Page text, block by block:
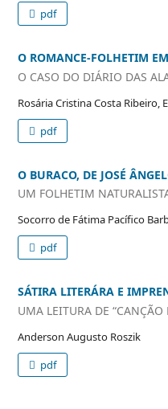
pdf
O ROMANCE-FOLHETIM
O CASO DO DIÁRIO DAS
Rosária Cristina Costa Ribeiro,
pdf
O BURACO, DE JOSÉ
UM FOLHETIM
Socorro de Fátima Pacífico
pdf
SÁTIRA LITERÁRA E
UMA LEITURA DE “CANÇÃO
Anderson Augusto Roszik
pdf